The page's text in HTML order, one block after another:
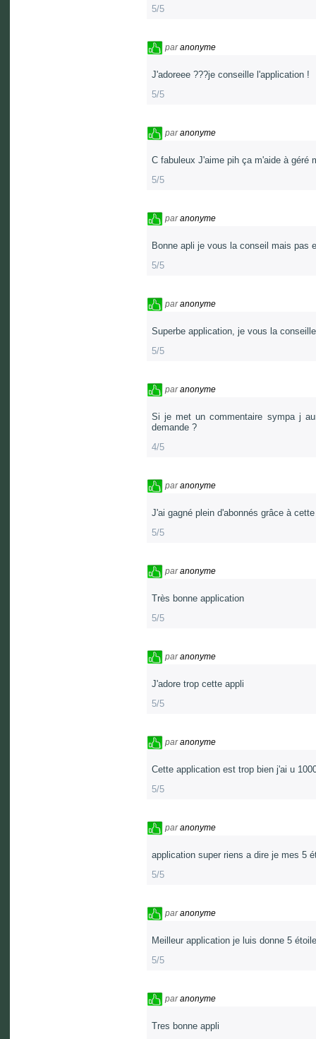
5/5
paranonyme
J'adoreee ???je conseille l'application !
5/5
paranonyme
C fabuleux J'aime pih ça m'aide à géré
5/5
paranonyme
Bonne apli je vous la conseil mais pas
5/5
paranonyme
Superbe application, je vous la conseille
5/5
paranonyme
Si je met un commentaire sympa j
demande ?
4/5
paranonyme
J'ai gagné plein d'abonnés grâce à
5/5
paranonyme
Très bonne application
5/5
paranonyme
J'adore trop cette appli
5/5
paranonyme
Cette application est trop bien j'ai u
5/5
paranonyme
application super riens a dire je mes 5
5/5
paranonyme
Meilleur application je luis donne 5
5/5
paranonyme
Tres bonne appli